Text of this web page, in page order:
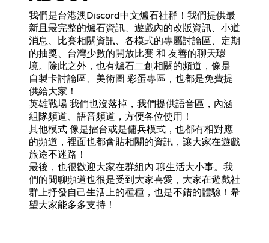
我們是台港澳Discord中文爐石社群！我們提供最
新且最完整的爐石資訊、遊戲內的改版資訊、小道
消息、比賽相關資訊、各模式的專屬討論區、定期
的抽獎、台灣少數的開放比賽 和 友善的聊天環
境。除此之外，也有爐石二創相關的頻道，像是
自製卡討論區、美術圖 彩蛋專區，也都是免費提
供給大家！
英雄戰場 我們也沒落掉，我們提供語音區，內涵
組隊頻道、語音頻道，方便各位使用！
其他模式 像是擂台或是傭兵模式，也都有相對應
的頻道，裡面也都會貼相關的資訊，讓大家在遊戲
旅途不迷路！
最後，也很歡迎大家在群組內 聊生活大小事。我
們的閒聊頻道也很是受到大家喜愛，大家在遊戲社
群上抒發自己生活上的種種，也是不錯的體驗！希
望大家能多多支持！